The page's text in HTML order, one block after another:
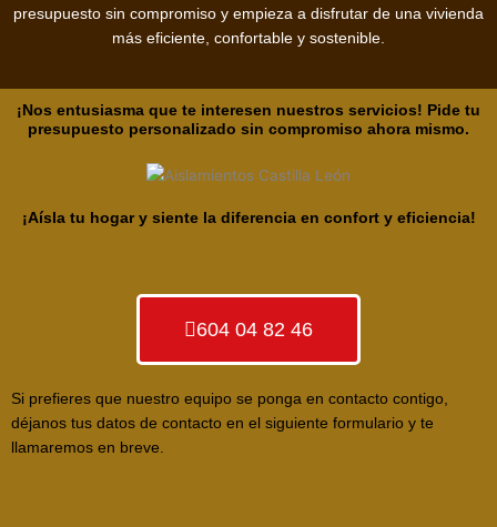
presupuesto sin compromiso y empieza a disfrutar de una vivienda
más eficiente, confortable y sostenible.
¡Nos entusiasma que te interesen nuestros servicios! Pide tu
presupuesto personalizado sin compromiso ahora mismo.
¡Aísla tu hogar y siente la diferencia en confort y eficiencia!
604 04 82 46
Si prefieres que nuestro equipo se ponga en contacto contigo,
déjanos tus datos de contacto en el siguiente formulario y te
llamaremos en breve.